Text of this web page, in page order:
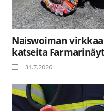
Naiswoiman
katseita
31.7.2026